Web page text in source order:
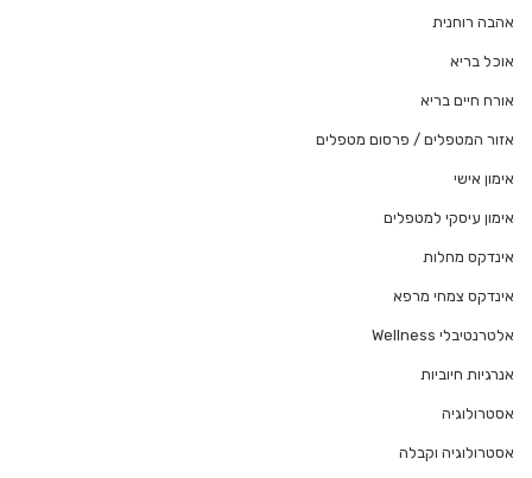
אהבה רוחנית
אוכל בריא
אורח חיים בריא
אזור המטפלים / פרסום מטפלים
אימון אישי
אימון עיסקי למטפלים
אינדקס מחלות
אינדקס צמחי מרפא
אלטרנטיבלי Wellness
אנרגיות חיוביות
אסטרולוגיה
אסטרולוגיה וקבלה